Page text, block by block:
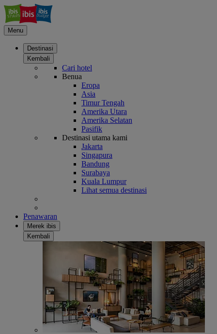
Menu
Destinasi
Kembali
Cari hotel
Benua
Eropa
Asia
Timur Tengah
Amerika Utara
Amerika Selatan
Pasifik
Destinasi utama kami
Jakarta
Singapura
Bandung
Surabaya
Kuala Lumpur
Lihat semua destinasi
Penawaran
Merek ibis
Kembali